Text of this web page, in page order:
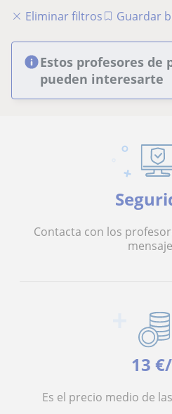
Eliminar filtros
Guardar
Estos profesores
pueden interesarte
Contacta con los
13
Es el precio medio de